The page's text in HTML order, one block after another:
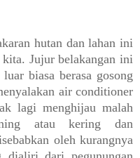
hutan dan lahan ini
Jujur belakangan ini
biasa berasa gosong
air conditioner
lagi menghijau malah
atau kering dan
oleh kurangnya